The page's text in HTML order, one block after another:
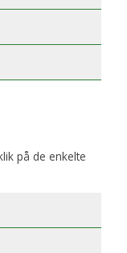
på de enkelte